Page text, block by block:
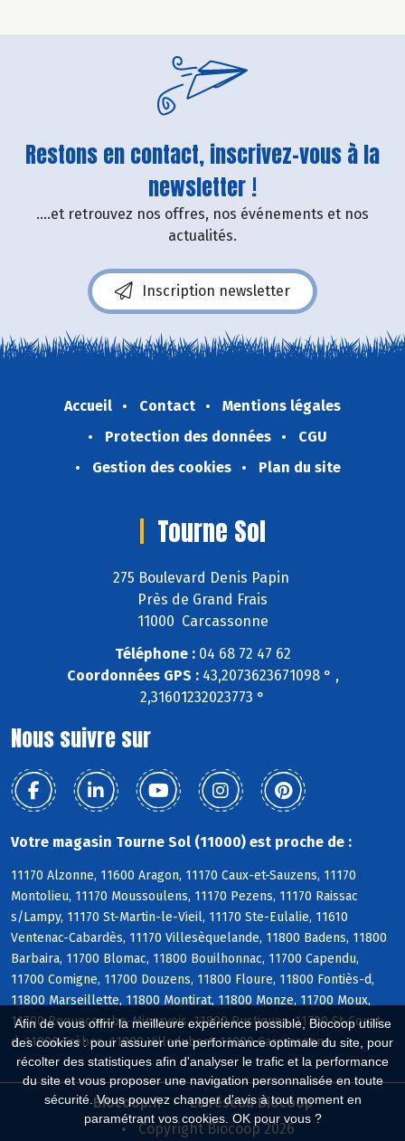
Afin de vous offrir la meilleure expérience possible, Biocoop utilise
des cookies : pour assurer une performance optimale du site, pour
récolter des statistiques afin d'analyser le trafic et la performance
du site et vous proposer une navigation personnalisée en toute
sécurité. Vous pouvez changer d'avis à tout moment en
paramétrant vos cookies. OK pour vous ?
Restons en contact, inscrivez-vous à la
newsletter !
....et retrouvez nos offres, nos événements et nos
actualités.
Inscription newsletter
Accueil Contact
Mentions légales
Protection des données
CGU
Gestion des cookies
Plan du site
Tourne Sol
275 Boulevard Denis Papin
Près de Grand Frais
11000 Carcassonne
Téléphone :04 68 72 47 62
Coordonnées GPS :43,2073623671098 ° ,
2,31601232023773 °
Nous suivre sur
Votre magasin Tourne Sol (11000) est proche de :
11170 Alzonne, 11600 Aragon, 11170 Caux-et-Sauzens, 11170
Montolieu, 11170 Moussoulens, 11170 Pezens, 11170 Raissac
s/Lampy, 11170 St-Martin-le-Vieil, 11170 Ste-Eulalie, 11610
Ventenac-Cabardès, 11170 Villesèquelande, 11800 Badens, 11800
Barbaira, 11700 Blomac, 11800 Bouilhonnac, 11700 Capendu,
11700 Comigne, 11700 Douzens, 11800 Floure, 11800 Fontiès-d,
11800 Marseillette, 11800 Montirat, 11800 Monze, 11700 Moux,
11700 Roquecourbe-Minervois, 11800 Rustiques, 11700 St-Couat-
d, 11800 Trèbes, 11800 Villedubert, 11000 Carcassonne
Biocoop.fr
Le réseau Biocoop
Copyright Biocoop 2026